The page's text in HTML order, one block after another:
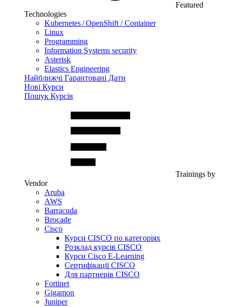
Featured
Technologies
Kubernetes / OpenShift / Container
Linux
Programming
Information Systems security
Asterisk
Elastics Engineering
Найближчі Гарантовані Дати
Нові Курси
Пошук Курсів
Trainings by
Vendor
Aruba
AWS
Barracuda
Brocade
Cisco
Курси CISCO по категоріях
Розклад курсів CISCO
Курси Cisco E-Learning
Сертифікації CISCO
Для партнерів CISCO
Fortinet
Gigamon
Juniper